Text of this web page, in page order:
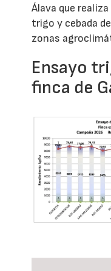
Álava que
trigo y cebada
zonas
Ensayo
finca de